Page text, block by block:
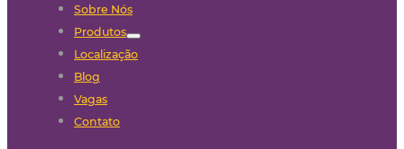
Sobre Nós
Produtos
Localização
Blog
Vagas
Contato